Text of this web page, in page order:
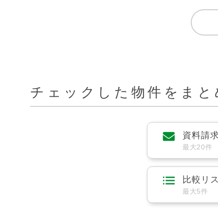
チェックした物件をまと
資料請
最大20件
比較リ
最大5件